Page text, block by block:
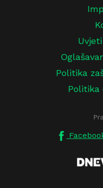
Politika
Politika